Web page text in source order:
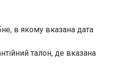
в якому вказана дата
талон, де вказана